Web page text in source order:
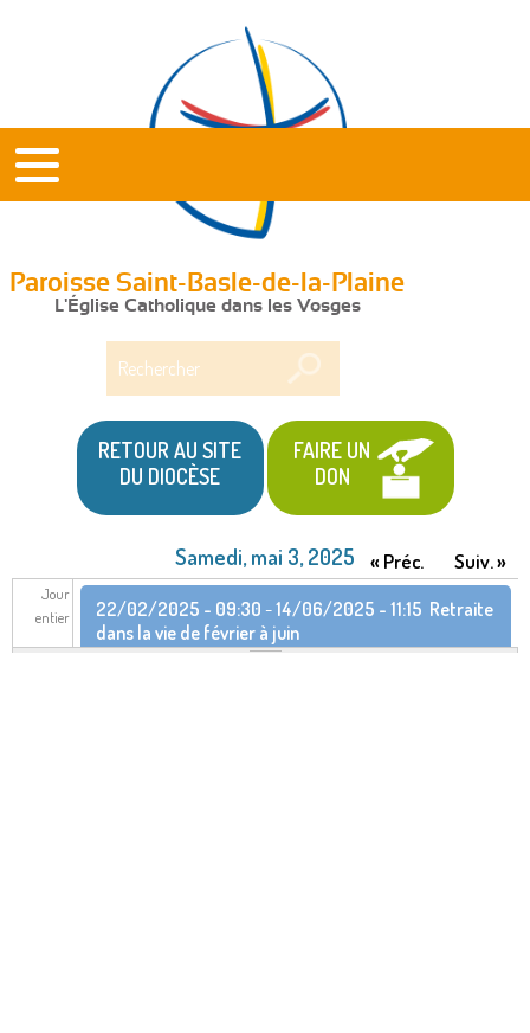
Paroisse Saint-Basle-de-la-Plaine
L'Église Catholique dans les Vosges
RETOUR AU SITE
DU DIOCÈSE
FAIRE UN
DON
Samedi, mai 3, 2025 « Préc. Suiv. »
Jour
entier
22/02/2025 - 09:30 -14/06/2025 - 11:15 Retraite
dans la vie de février à juin